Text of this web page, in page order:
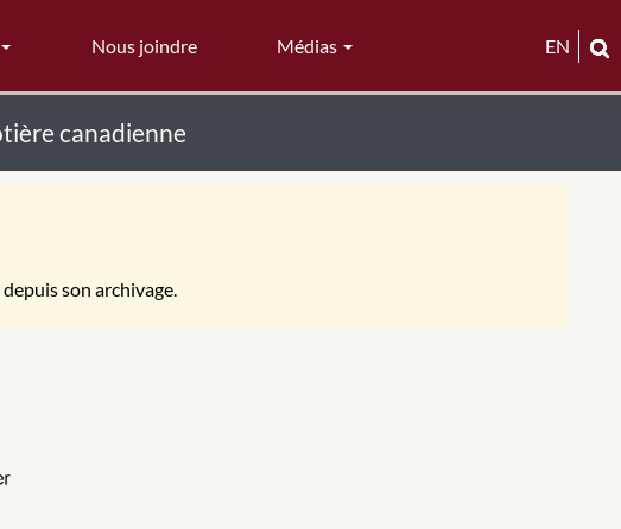
Nous joindre Médias EN
canadienne
son archivage.